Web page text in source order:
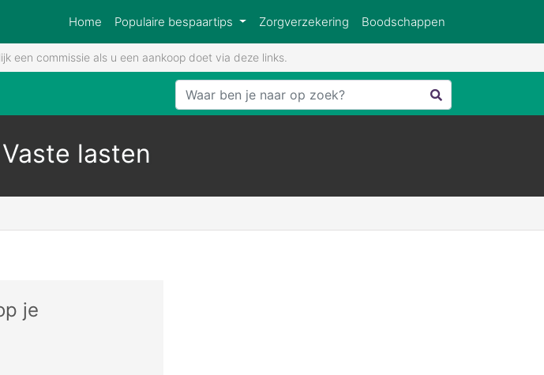
Home Populaire bespaartips Zorgverzekering Boodschappen
een commissie als u een aankoop doet via deze links.
lasten
je